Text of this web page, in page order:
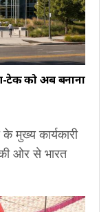
टेक को अब बनाना
मुख्य कार्यकारी
ओर से भारत